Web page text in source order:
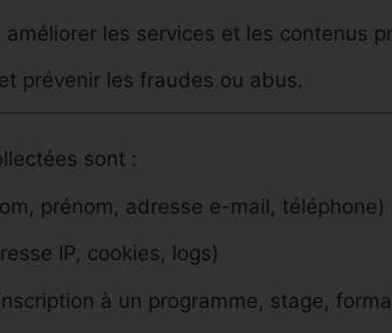
améliorer les services et les contenus
prévenir les fraudes ou abus.
sont :
prénom, adresse e-mail, téléphone)
IP, cookies, logs)
à un programme, stage,